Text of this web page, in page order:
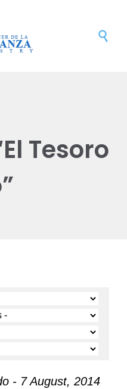

Tesoro
- 7 August, 2014